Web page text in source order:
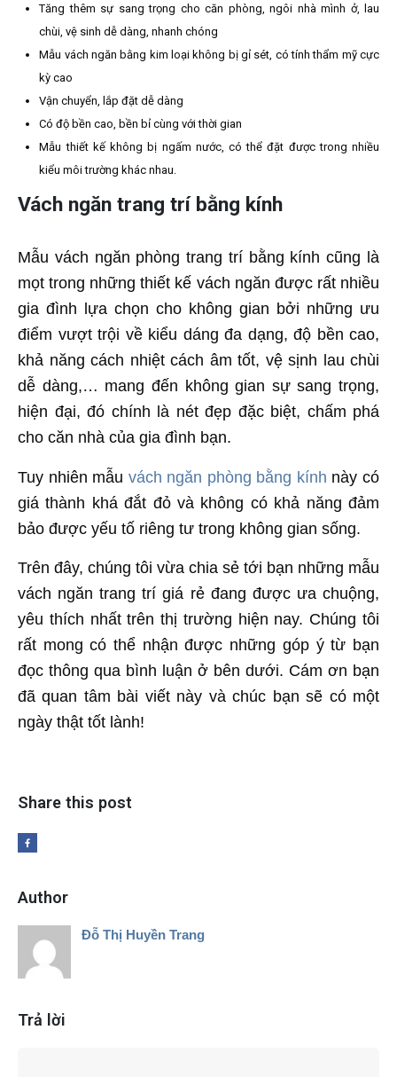
Tăng thêm sự sang trọng cho căn phòng, ngôi nhà mình ở, lau
chùi, vệ sinh dễ dàng, nhanh chóng
Mẫu vách ngăn bằng kim loại không bị gỉ sét, có tính thẩm mỹ cực
kỳ cao
Vận chuyển, lắp đặt dễ dàng
Có độ bền cao, bền bỉ cùng với thời gian
Mẫu thiết kế không bị ngấm nước, có thể đặt được trong nhiều
kiểu môi trường khác nhau.
Vách ngăn trang trí bằng kính
Mẫu vách ngăn phòng trang trí bằng kính cũng là
mọt trong những thiết kế vách ngăn được rất nhiều
gia đình lựa chọn cho không gian bởi những ưu
điểm vượt trội về kiểu dáng đa dạng, độ bền cao,
khả năng cách nhiệt cách âm tốt, vệ sịnh lau chùi
dễ dàng,… mang đến không gian sự sang trọng,
hiện đại, đó chính là nét đẹp đặc biệt, chấm phá
cho căn nhà của gia đình bạn.
Tuy nhiên mẫu vách ngăn phòng bằng kính này có
giá thành khá đắt đỏ và không có khả năng đảm
bảo được yếu tố riêng tư trong không gian sống.
Trên đây, chúng tôi vừa chia sẻ tới bạn những mẫu
vách ngăn trang trí giá rẻ đang được ưa chuộng,
yêu thích nhất trên thị trường hiện nay. Chúng tôi
rất mong có thể nhận được những góp ý từ bạn
đọc thông qua bình luận ở bên dưới. Cám ơn bạn
đã quan tâm bài viết này và chúc bạn sẽ có một
ngày thật tốt lành!
Share this post
Author
Đỗ Thị Huyền Trang
Trả lời